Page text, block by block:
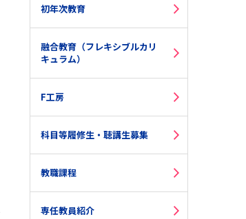
初年次教育
融合教育（フレキシブルカリ
キュラム）
F工房
科目等履修生・聴講生募集
教職課程
専任教員紹介